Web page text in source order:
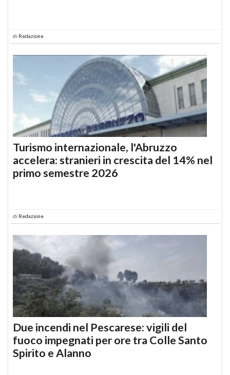
di Redazione
Turismo internazionale, l'Abruzzo
accelera: stranieri in crescita del 14% nel
primo semestre 2026
di Redazione
Due incendi nel Pescarese: vigili del
fuoco impegnati per ore tra Colle Santo
Spirito e Alanno